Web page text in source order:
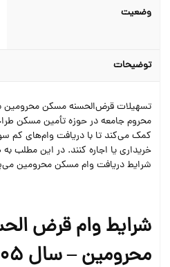
وضعیت
توضیحات
تسهیلات قرض‌الحسنه مسکن محرومین به
محروم جامعه در حوزه تأمین مسکن طراحی
کمک می‌کند تا با دریافت وام‌های کم سود،
خریداری یا اجاره کنند. در این مطلب به
شرایط دریافت وام مسکن محرومین
شرایط وام قرض
محرومین – سال 1405